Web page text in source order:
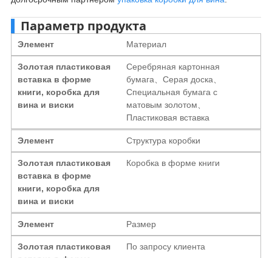
Параметр продукта
Элемент Материал
Золотая пластиковая
вставка в форме
книги, коробка для
вина и виски
Серебряная картонная
бумага、Серая доска、
Специальная бумага с
матовым золотом、
Пластиковая вставка
Элемент Структура коробки
Золотая пластиковая
вставка в форме
книги, коробка для
вина и виски
Коробка в форме книги
Элемент Размер
Золотая пластиковая
По запросу клиента